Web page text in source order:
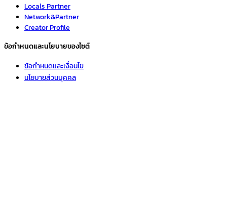
Locals Partner
Network&Partner
Creator Profile
ข้อกำหนดและนโยบายของไซต์
ข้อกำหนดและเงื่อนไข
นโยบายส่วนบุคคล